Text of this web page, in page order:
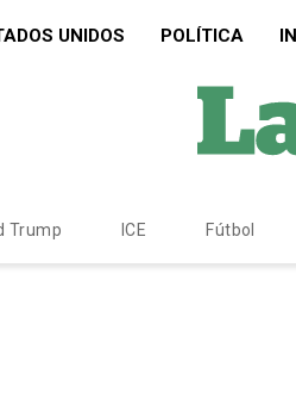
UNIDOS POLÍTICA
Trump ICE Fútbol